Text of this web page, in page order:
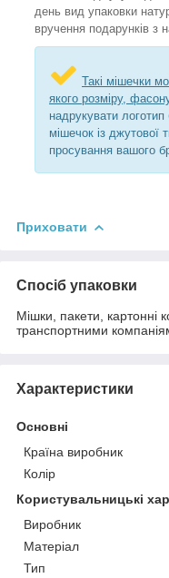
день вид упаковки
вручення подарунків з
Такі мішечки
якого розміру,
надрукувати логотип
мішечок із джутової
просування вашого
Приховати
Спосіб упаковки
Мішки, пакети, картонні
транспортними
Характеристики
Основні
Країна виробник
Колір
Користувальницькі
Виробник
Матеріал
Тип